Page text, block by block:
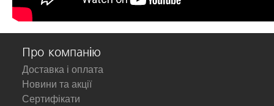
Про компанію
Доставка і оплата
Новини та акції
Сертифікати